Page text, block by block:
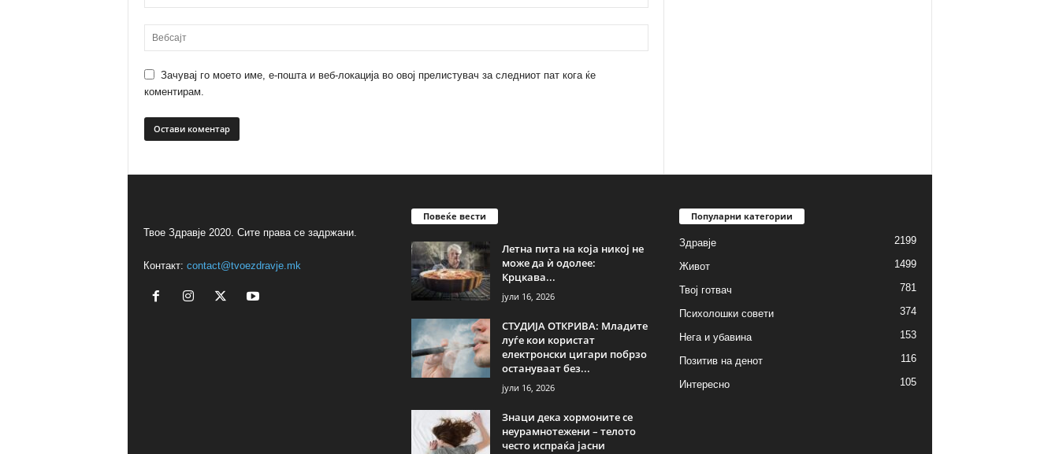
Зачувај го моето име, е-пошта и веб-локација во овој прелистувач за следниот пат кога ќе
коментирам.
Твое Здравје 2020. Сите права се задржани.
Контакт: contact@tvoezdravje.mk
Повеќе вести
Летна пита на која никој не
може да ѝ одолее:
Крцкава...
јули 16, 2026
СТУДИЈА ОТКРИВА: Младите
луѓе кои користат
електронски цигари побрзо
остануваат без...
јули 16, 2026
Знаци дека хормоните се
неурамнотежени – телото
често испраќа јасни
Популарни категории
Здравје 2199
Живот 1499
Твој готвач 781
Психолошки совети 374
Нега и убавина 153
Позитив на денот 116
Интересно 105